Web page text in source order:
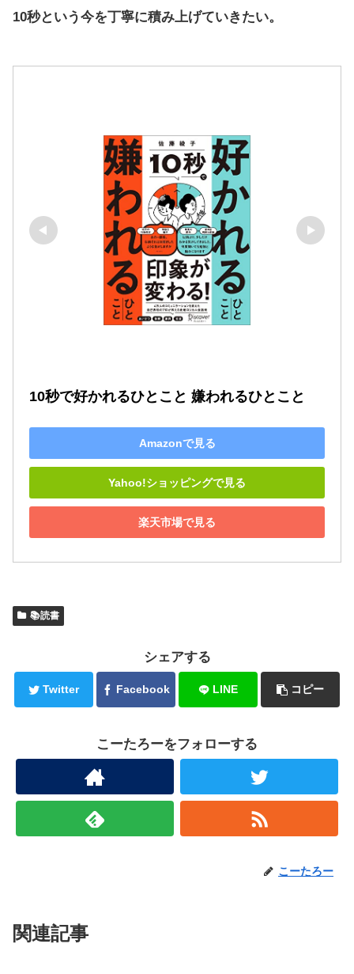
10秒という今を丁寧に積み上げていきたい。
10秒で好かれるひとこと 嫌われるひとこと
Amazonで見る
Yahoo!ショッピングで見る
楽天市場で見る
📚読書
シェアする
Twitter Facebook LINE コピー
こーたろーをフォローする
こーたろー
関連記事